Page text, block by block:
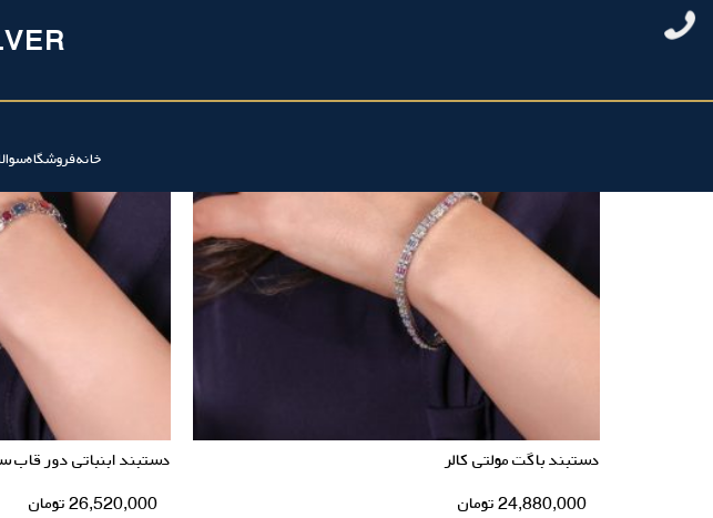
خانهفروشگاه
دستبند باگت مولتی کالر
24,880,000تومان
دستبند ابنباتی دور قاب
26,520,000تومان